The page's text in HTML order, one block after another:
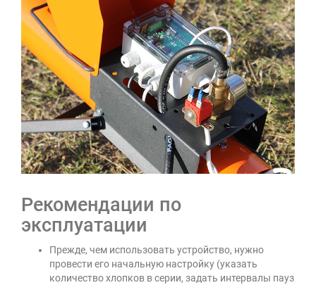
Рекомендации по
эксплуатации
Прежде, чем использовать устройство, нужно
провести его начальную настройку (указать
количество хлопков в серии, задать интервалы пауз